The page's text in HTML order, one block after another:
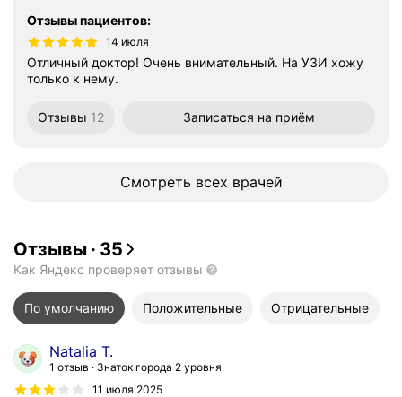
Отзывы пациентов:
14 июля
Отличный доктор! Очень внимательный. На УЗИ хожу
только к нему.
Отзывы 12 Записаться на приём
Смотреть всех врачей
Отзывы · 35
Как Яндекс проверяет отзывы
По умолчанию Положительные Отрицательные
Natalia T.
1 отзыв
Знаток города 2 уровня
11 июля 2025